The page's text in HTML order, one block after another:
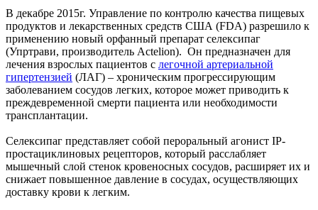
В декабре 2015г. Управление по контролю качества пищевых
продуктов и лекарственных средств США (FDA) разрешило к
применению новый орфанный препарат селексипаг
(Упртрави, производитель Actelion). Он предназначен для
лечения взрослых пациентов с легочной артериальной
гипертензией (ЛАГ) – хроническим прогрессирующим
заболеванием сосудов легких, которое может приводить к
преждевременной смерти пациента или необходимости
трансплантации.
Селексипаг представляет собой пероральный агонист IP-
простациклиновых рецепторов, который расслабляет
мышечный слой стенок кровеносных сосудов, расширяет их и
снижает повышенное давление в сосудах, осуществляющих
доставку крови к легким.